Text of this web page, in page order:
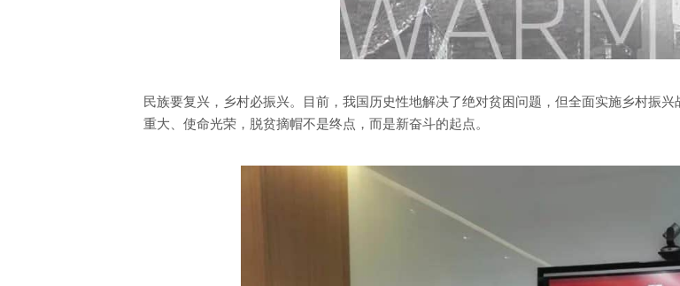
民族要复兴，乡村必振兴。目前，我国历史性地解决了绝对贫困问题，但全面实施乡村振
重大、使命光荣，脱贫摘帽不是终点，而是新奋斗的起点。